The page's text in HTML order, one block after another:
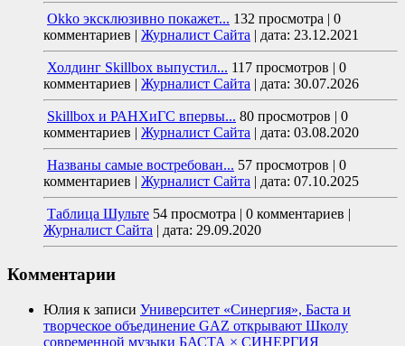
Okko эксклюзивно покажет... 132 просмотра
0
комментариев
Журналист Сайта дата: 23.12.2021
Холдинг Skillbox выпустил... 117 просмотров
0
комментариев
Журналист Сайта дата: 30.07.2026
Skillbox и РАНХиГС впервы... 80 просмотров
0
комментариев
Журналист Сайта дата: 03.08.2020
Названы самые востребован... 57 просмотров
0
комментариев
Журналист Сайта дата: 07.10.2025
Таблица Шульте 54 просмотра 0 комментариев
Журналист Сайта
дата: 29.09.2020
Комментарии
Юлия к записи Университет «Синергия», Баста и
творческое объединение GAZ открывают Школу
современной музыки БАСТА × СИНЕРГИЯ